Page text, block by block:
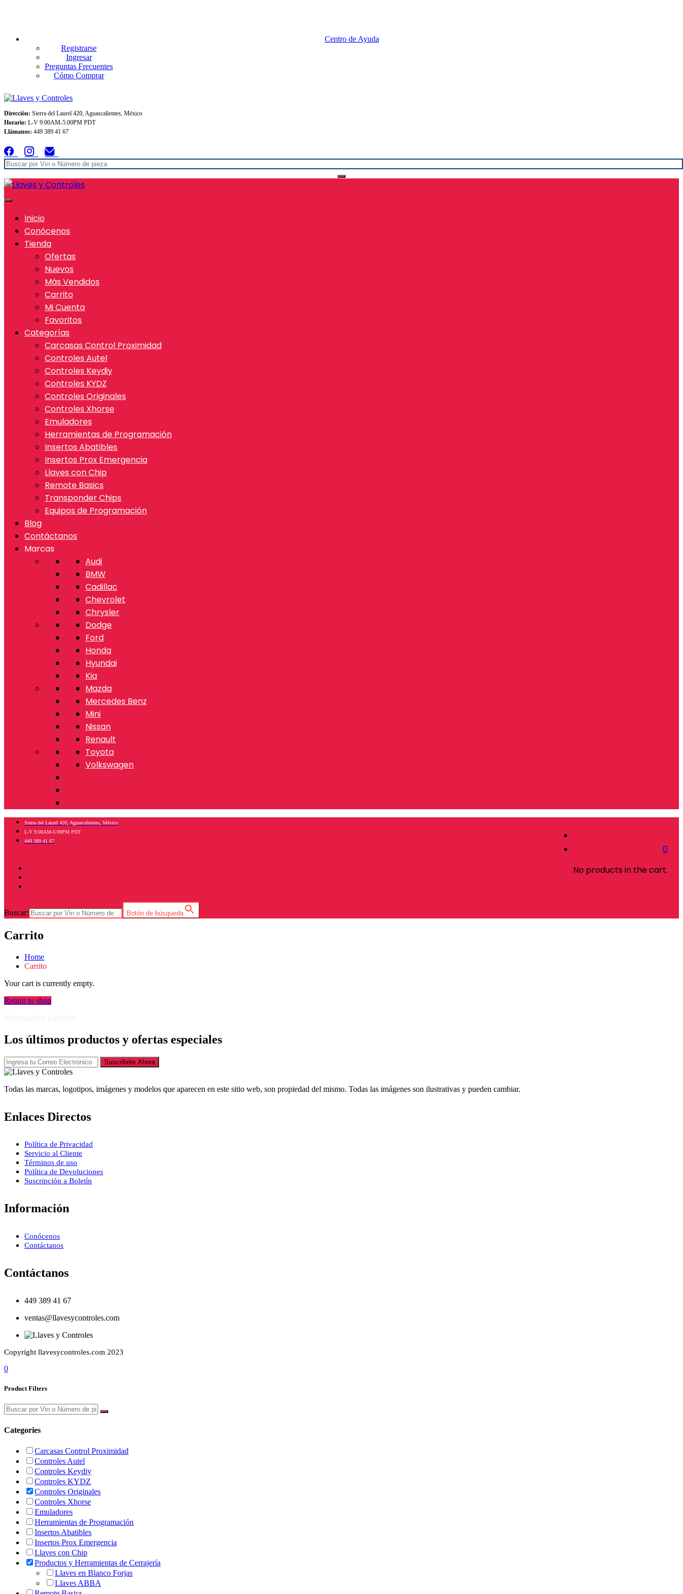
Centro de Ayuda
Registrarse
Ingresar
Preguntas Frecuentes
Cómo Comprar
Dirección: Sierra del Laurel 420, Aguascalientes, México
Horario: L-V 9:00AM-5:00PM PDT
Llámanos: 449 389 41 67
Inicio
Conócenos
Tienda
Ofertas
Nuevos
Más Vendidos
Carrito
Mi Cuenta
Favoritos
Categorías
Carcasas Control Proximidad
Controles Autel
Controles Keydiy
Controles KYDZ
Controles Originales
Controles Xhorse
Emuladores
Herramientas de Programación
Insertos Abatibles
Insertos Prox Emergencia
Llaves con Chip
Remote Basics
Transponder Chips
Equipos de Programación
Blog
Contáctanos
Marcas
Audi
BMW
Cadillac
Chevrolet
Chrysler
Dodge
Ford
Honda
Hyundai
Kia
Mazda
Mercedes Benz
Mini
Nissan
Renault
Toyota
Volkswagen
0
No products in the cart.
Sierra del Laurel 420, Aguascalientes, México
L-V 9:00AM-5:00PM PDT
449 389 41 67
Buscar: Botón de búsqueda
Carrito
Home
Carrito
Your cart is currently empty.
Return to shop
Los últimos productos y ofertas especiales
Suscribete Ahora
Todas las marcas, logotipos, imágenes y modelos que aparecen en este sitio web, son propiedad del mismo. Todas las imágenes son ilustrativas y pueden cambiar.
Enlaces Directos
Política de Privacidad
Servicio al Cliente
Términos de uso
Política de Devoluciones
Suscripción a Boletín
Información
Conócenos
Contáctanos
Contáctanos
449 389 41 67
ventas@llavesycontroles.com
Copyright llavesycontroles.com 2023
0
Product Filters
Categories
Carcasas Control Proximidad
Controles Autel
Controles Keydiy
Controles KYDZ
Controles Originales
Controles Xhorse
Emuladores
Herramientas de Programación
Insertos Abatibles
Insertos Prox Emergencia
Llaves con Chip
Productos y Herramientas de Cerrajería
Llaves en Blanco Forjas
Llaves ABBA